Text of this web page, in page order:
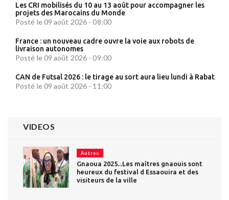
Les CRI mobilisés du 10 au 13 août pour accompagner les
projets des Marocains du Monde
Posté le 09 août 2026 - 08:00
France : un nouveau cadre ouvre la voie aux robots de
livraison autonomes
Posté le 09 août 2026 - 09:00
CAN de Futsal 2026 : le tirage au sort aura lieu lundi à Rabat
Posté le 09 août 2026 - 11:00
VIDEOS
Autres
Gnaoua 2025...Les maîtres gnaouis sont
heureux du festival d Essaouira et des
visiteurs de la ville